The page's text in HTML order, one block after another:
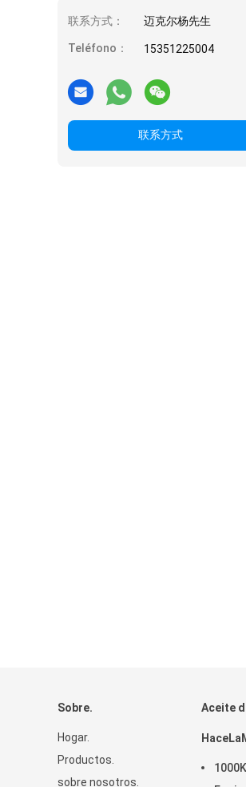
联系方式： 迈克尔杨先生
Teléfono： 15351225004
联系方式
Sobre.
Hogar.
Productos.
sobre nosotros.
Aceite